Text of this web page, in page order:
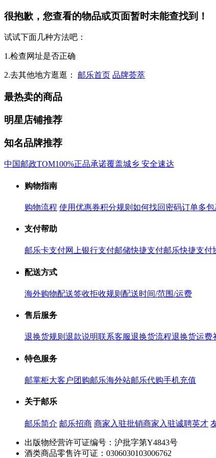
很抱歉，您查看的物品或页面暂时未能查找到！
试试下面几种方法吧：
1.检查网址是否正确
2.去其他地方逛逛： 邮乐首页 品牌荟萃
最热卖的商品
明星店铺推荐
知名品牌推荐
中国邮政TOM100%正品承诺覆盖城乡 安全速达
购物指南
购物流程 使用优惠券积分规则 如何找回密码订单多
支付帮助
邮乐卡支付网上银行支付邮储快捷支付邮乐快捷支付
配送方式
海外购物配送签收拒收规则 配送时间/范围/运费
售后服务
退换货规则 退款说明联系客服退换货流程退换货运费
特色服务
邮掌柜大客户团购邮乐海外站邮乐代购手机充值
关于邮乐
邮乐简介 邮乐招商 商家入驻批销商家入驻诚聘英才
出版物经营许可证编号：沪批字第Y4843号
酒类商品零售许可证：0306030103006762